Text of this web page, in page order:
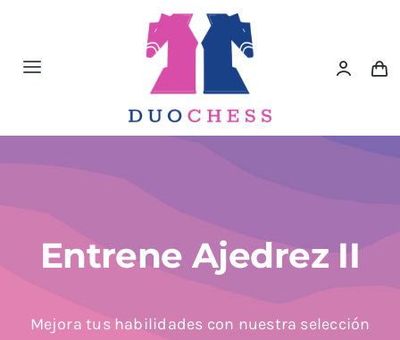
contenido
Toggle
Material de Ajedrez
Libros de Ajedrez
Entrene Ajedrez II
Mejora tus habilidades con nuestra selección